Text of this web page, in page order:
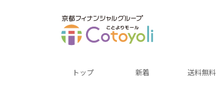
トップ 新着 送料無料